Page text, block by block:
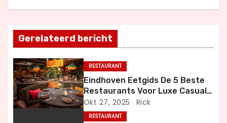
h
t
n
a
v
Gerelateerd bericht
RESTAURANT
Eindhoven Eetgids De 5 Beste
Restaurants Voor Luxe Casual
en Bijzondere Momenten
Okt 27, 2025 Rick
RESTAURANT